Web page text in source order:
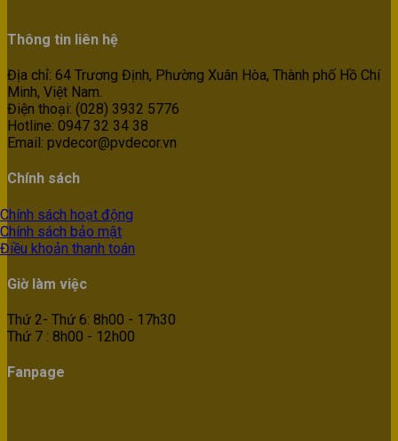
Thông tin liên hệ
Địa chỉ: 64 Trương Định, Phường Xuân Hòa, Thành phố Hồ Chí
Minh, Việt Nam.
Điện thoại: (028) 3932 5776
Hotline: 0947 32 34 38
Email: pvdecor@pvdecor.vn
Chính sách
Chính sách hoạt động
Chính sách bảo mật
Điều khoản thanh toán
Giờ làm việc
Thứ 2- Thứ 6: 8h00 - 17h30
Thứ 7 : 8h00 - 12h00
Fanpage